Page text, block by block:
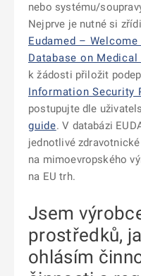
nebo systému/
Nejprve je nutné si
Eudamed –
Database on Medical
k žádosti přiložit
Information Security
postupujte dle
guide. V databázi
jednotlivé
na mimoevropského
na EU trh.
Jsem
prostředků,
ohlásím